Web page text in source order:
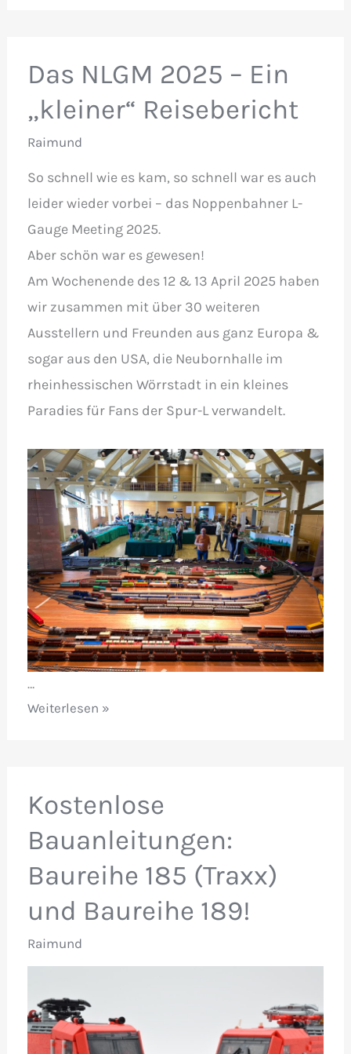
Kraftpaket
Das NLGM 2025 – Ein
„kleiner“ Reisebericht
Raimund
So schnell wie es kam, so schnell war es auch
leider wieder vorbei – das Noppenbahner L-
Gauge Meeting 2025.
Aber schön war es gewesen!
Am Wochenende des 12 & 13 April 2025 haben
wir zusammen mit über 30 weiteren
Ausstellern und Freunden aus ganz Europa &
sogar aus den USA, die Neubornhalle im
rheinhessischen Wörrstadt in ein kleines
Paradies für Fans der Spur-L verwandelt.
…
Das
Ein
„kleiner“
Reisebericht
Weiterlesen »
Kostenlose
Bauanleitungen:
Baureihe 185 (Traxx)
und Baureihe 189!
Raimund